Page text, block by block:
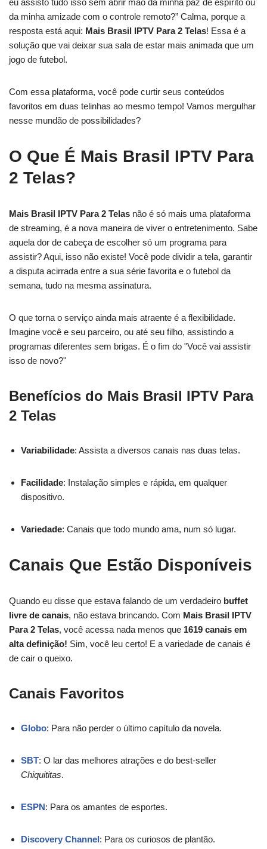
eu assisto tudo isso sem abrir mão da minha paz de espírito ou
da minha amizade com o controle remoto?” Calma, porque a
resposta está aqui: Mais Brasil IPTV Para 2 Telas! Essa é a
solução que vai deixar sua sala de estar mais animada que um
jogo de futebol.
Com essa plataforma, você pode curtir seus conteúdos
favoritos em duas telinhas ao mesmo tempo! Vamos mergulhar
nesse mundão de possibilidades?
O Que É Mais Brasil IPTV Para
2 Telas?
Mais Brasil IPTV Para 2 Telas não é só mais uma plataforma
de streaming, é a nova maneira de viver o entretenimento. Sabe
aquela dor de cabeça de escolher só um programa para
assistir? Aqui, isso não existe! Você pode dividir a tela, garantir
a disputa acirrada entre a sua série favorita e o futebol da
semana, tudo na mesma assinatura.
O que torna o serviço ainda mais atraente é a flexibilidade.
Imagine você e seu parceiro, ou até seu filho, assistindo a
programas diferentes sem brigas. É o fim do "Você vai assistir
isso de novo?"
Benefícios do Mais Brasil IPTV Para
2 Telas
Variabilidade: Assista a diversos canais nas duas telas.
Facilidade: Instalação simples e rápida, em qualquer
dispositivo.
Variedade: Canais que todo mundo ama, num só lugar.
Canais Que Estão Disponíveis
Quando eu disse que estava falando de um verdadeiro buffet
livre de canais, não estava brincando. Com Mais Brasil IPTV
Para 2 Telas, você acessa nada menos que 1619 canais em
alta definição! Sim, você leu certo! E a variedade de canais é
de cair o queixo.
Canais Favoritos
Globo: Para não perder o último capítulo da novela.
SBT: O lar das melhores atrações e do best-seller
Chiquititas.
ESPN: Para os amantes de esportes.
Discovery Channel: Para os curiosos de plantão.